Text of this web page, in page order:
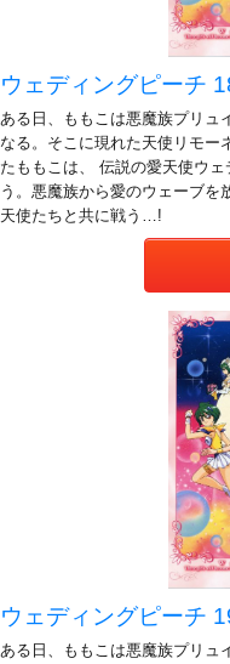
ウェディングピーチ
ある日、ももこは悪魔族プリュ
なる。そこに現れた天使リモー
たももこは、 伝説の愛天使ウ
う。悪魔族から愛のウェーブを
天使たちと共に戦う…!
ウェディングピーチ
ある日、ももこは悪魔族プリュ